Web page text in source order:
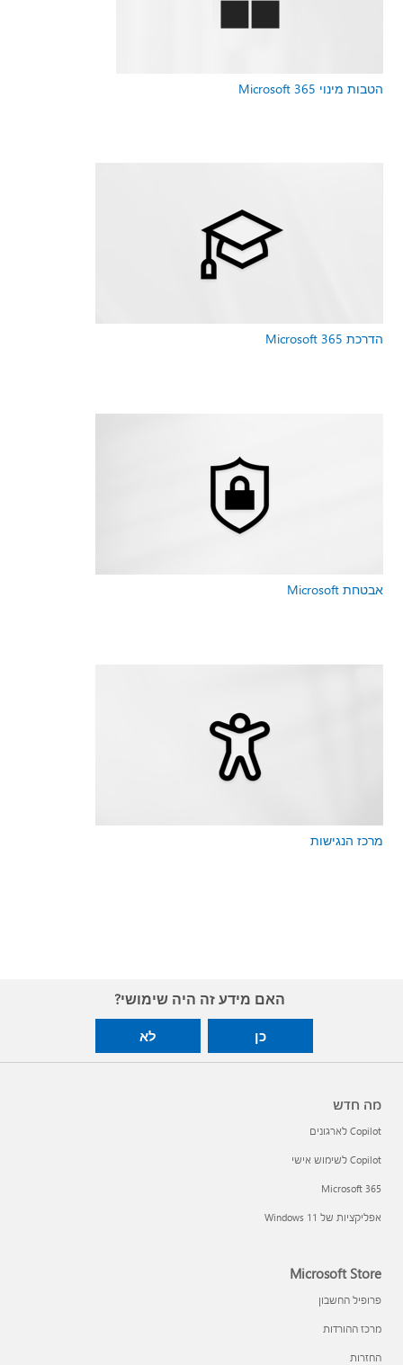
הטבות מינוי Microsoft 365
הדרכת Microsoft 365
אבטחת Microsoft
מרכז הנגישות
האם מידע זה היה שימושי?
כן לא
מה חדש
Copilot לארגונים
Copilot לשימוש אישי
Microsoft 365
אפליקציות של Windows 11‏
Microsoft Store
פרופיל החשבון
מרכז ההורדות
החזרות